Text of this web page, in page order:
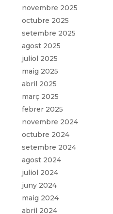
novembre 2025
octubre 2025
setembre 2025
agost 2025
juliol 2025
maig 2025
abril 2025
març 2025
febrer 2025
novembre 2024
octubre 2024
setembre 2024
agost 2024
juliol 2024
juny 2024
maig 2024
abril 2024